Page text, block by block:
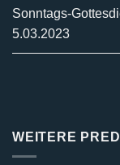
Sonntags-
5.03.2023
WEITERE